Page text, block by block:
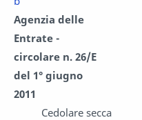
Agenzia delle
Entrate -
circolare n. 26/E
del 1° giugno
2011
Cedolare secca